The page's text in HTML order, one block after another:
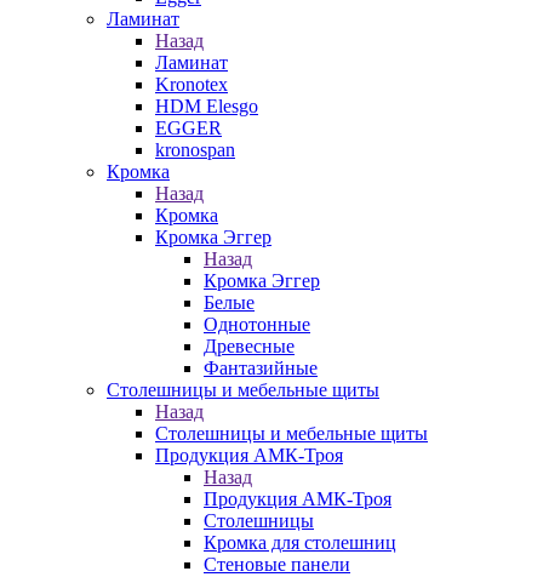
Ламинат
Назад
Ламинат
Kronotex
HDM Elesgo
EGGER
kronospan
Кромка
Назад
Кромка
Кромка Эггер
Назад
Кромка Эггер
Белые
Однотонные
Древесные
Фантазийные
Столешницы и мебельные щиты
Назад
Столешницы и мебельные щиты
Продукция АМК-Троя
Назад
Продукция АМК-Троя
Столешницы
Кромка для столешниц
Стеновые панели